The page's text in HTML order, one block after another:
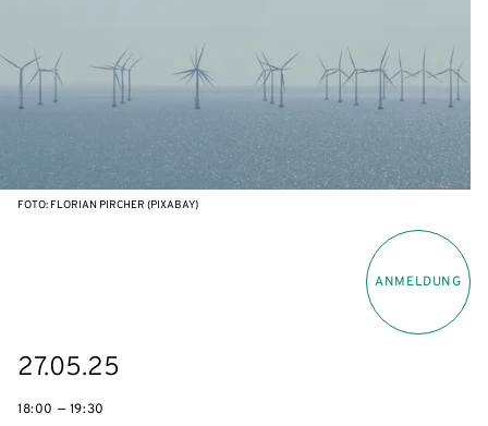
ANMELDUNG
FOTO: FLORIAN PIRCHER (PIXABAY)
eventBeginsOn
27.05.25
18:00 — 19:30